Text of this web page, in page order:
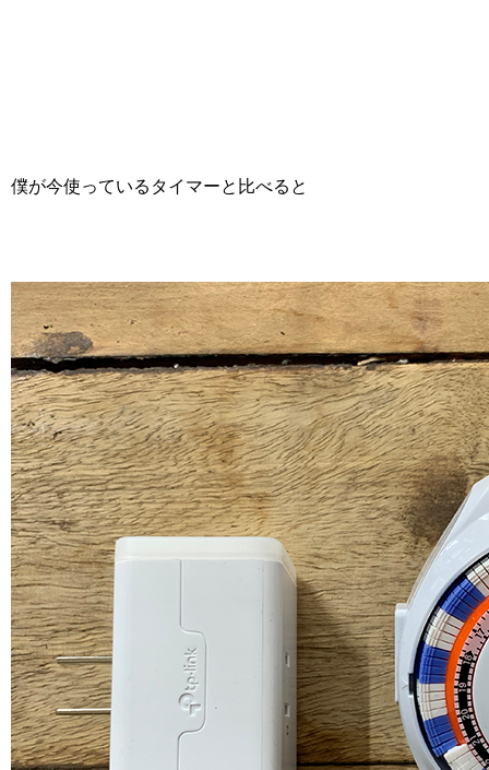
僕が今使っているタイマーと比べると